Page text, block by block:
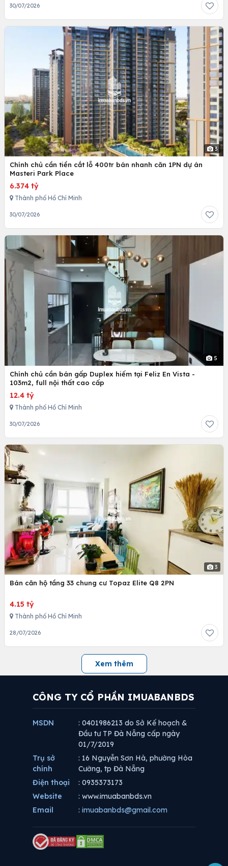
30/07/2026
3
Chính chủ cần tiền cắt lỗ 400tr bán nhanh căn 1PN dự án
Masteri Park Place
6.374 tỷ
Thành phố Hồ Chí Minh
30/07/2026
5
Chính chủ cần bán gấp Duplex hiếm tại Feliz En Vista -
103m2, full nội thất cao cấp
12.4 tỷ
Thành phố Hồ Chí Minh
30/07/2026
3
Bán căn hộ tầng 33 chung cư Topaz Elite Q8 2PN
4.15 tỷ
Thành phố Hồ Chí Minh
28/07/2026
Xem thêm
CÔNG TY CỔ PHẦN IMUABANBDS
MSDN
: 0401986213 do Sở Kế hoạch &
Đầu tư TP Đà Nẵng cấp ngày
01/7/2019
Trụ sở
chính
: 16 Nguyễn Sơn Hà, phường Hòa
Cường, tp Đà Nẵng
Điện thoại
: 0935373173
Website
: www.imuabanbds.vn
Email
: imuabanbds@gmail.com